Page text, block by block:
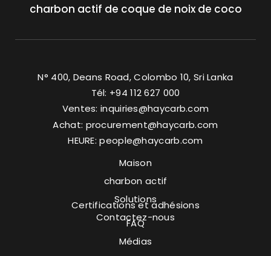
charbon actif de coque de noix de coco
N° 400, Deans Road, Colombo 10, Sri Lanka
Tél: +94 112 627 000
Ventes:inquiries@haycarb.com
Achat: procurement@haycarb.com
HEURE:people@haycarb.com
Maison
charbon actif
Solutions
Contactez-nous
Certifications et adhésions
FAQ
Médias